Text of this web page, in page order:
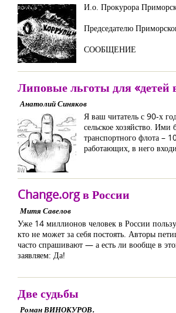
И.о. Прокурора
Председателю
СООБЩЕНИЕ
Липовые льготы для «детей
Анатолий Синяков
Я ваш читатель с 90-х
сельское хозяйство.
транспортного флота –
работающих, в него
Change.org в России
Митя Савелов
Уже 14 миллионов человек в России
кто не может за себя постоять. Авторы
часто спрашивают — а есть ли вообще в
заявляем: Да!
Две судьбы
Роман ВИНОКУРОВ.